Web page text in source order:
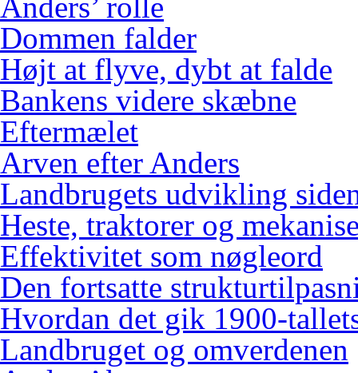
Dommen falder
Højt at flyve, dybt at falde
Bankens videre skæbne
Eftermælet
Arven efter Anders
Landbrugets udvikling
Heste, traktorer og
Effektivitet som nøgleord
Den fortsatte
Hvordan det gik 1900-
Landbruget og omverdenen